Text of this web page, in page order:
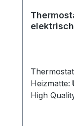
Heizmatte:
High